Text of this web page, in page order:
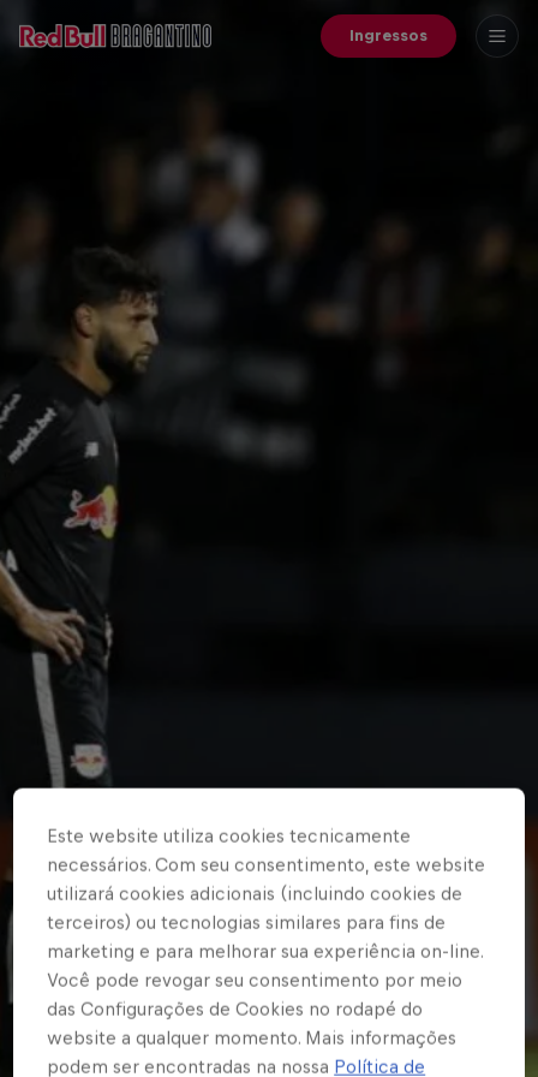
Ingressos
Este website utiliza cookies tecnicamente
necessários. Com seu consentimento, este website
utilizará cookies adicionais (incluindo cookies de
terceiros) ou tecnologias similares para fins de
marketing e para melhorar sua experiência on-line.
Você pode revogar seu consentimento por meio
das Configurações de Cookies no rodapé do
website a qualquer momento. Mais informações
podem ser encontradas na nossa Política de